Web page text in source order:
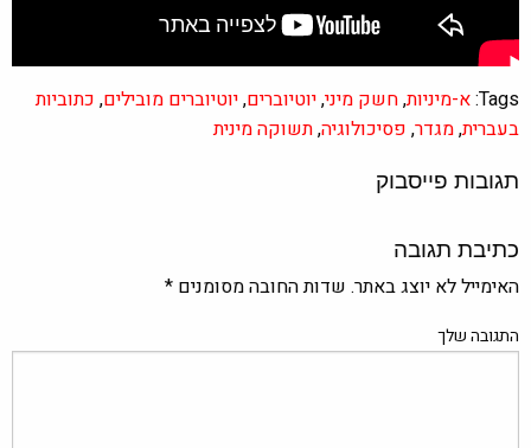
Tags: א-מיניות,חשק מיני,יוטיוברים,יוטיוברים מובילים, כתוביות
בעברית,מגדר, פסיכולוגיה,תשוקה מינית
תגובות פייסבוק
כתיבת תגובה
האימייל לא יוצג באתר. שדות החובה מסומנים *
התגובה שלך